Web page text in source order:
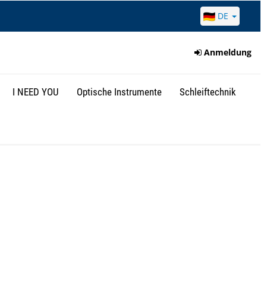
DE
Anmeldung
I NEED YOU Optische Instrumente Schleiftechnik